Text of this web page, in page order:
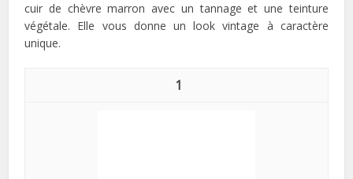
cuir de chèvre marron avec un tannage et une teinture
végétale. Elle vous donne un look vintage à caractère
unique.
1